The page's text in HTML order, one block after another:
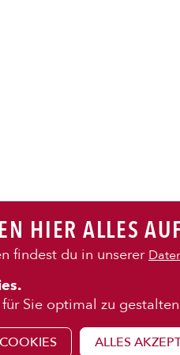
Über uns
Franchise
HIER ALLES
findest du in unserer
Sie optimal zu
ALLES